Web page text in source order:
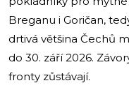
Breganu i Goričan,
drtivá většina Čechů
do 30. září 2026.
fronty zůstávají.